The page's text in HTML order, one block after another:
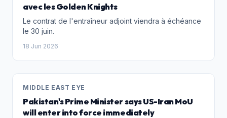
avec les Golden Knights
Le contrat de l'entraîneur adjoint viendra à échéance
le 30 juin.
18 Jun 2026
MIDDLE EAST EYE
Pakistan's Prime Minister says US-Iran MoU
will enter into force immediately